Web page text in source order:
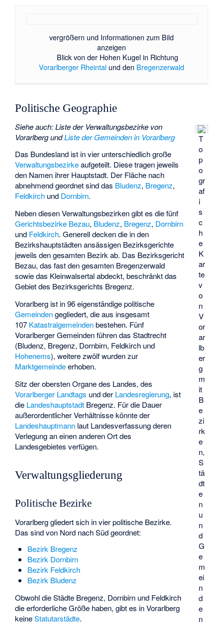
vergrößern und Informationen zum Bild
anzeigen
Blick von der Hohen Kugel in Richtung
Vorarlberger Rheintal und den Bregenzerwald
Politische Geographie
T
o
p
o
gr
af
i
s
c
h
e
K
ar
te
v
o
n
V
or
ar
lb
er
g
m
it
B
e
zi
rk
e
n,
S
tä
dt
e
n
u
n
d
G
e
m
ei
n
d
e
n
Siehe auch:Liste der Verwaltungsbezirke von
VorarlbergundListe der Gemeinden in Vorarlberg
Das Bundesland ist in vier unterschiedlich große
Verwaltungsbezirkeaufgeteilt. Diese tragen jeweils
den Namen ihrer Hauptstadt. Der Fläche nach
abnehmend geordnet sind das Bludenz, Bregenz,
Feldkirch und Dornbirn.
Neben diesen Verwaltungsbezirken gibt es die fünf
Gerichtsbezirke Bezau, Bludenz, Bregenz, Dornbirn
und Feldkirch. Generell decken die in den
Bezirkshauptstädten ansässigen Bezirksgerichte
jeweils den gesamten Bezirk ab. Das Bezirksgericht
Bezau, das fast den gesamten Bregenzerwald
sowie das Kleinwalsertal abdeckt, beschränkt das
Gebiet des Bezirksgerichts Bregenz.
Vorarlberg ist in 96 eigenständige politische
Gemeindengegliedert, die aus insgesamt
107 Katastralgemeindenbestehen. Fünf
Vorarlberger Gemeinden führen das Stadtrecht
(Bludenz, Bregenz, Dornbirn, Feldkirch und
Hohenems), weitere zwölf wurden zur
Marktgemeindeerhoben.
Sitz der obersten Organe des Landes, des
Vorarlberger Landtags und der Landesregierung, ist
die Landeshauptstadt Bregenz. Für die Dauer
außerordentlicher Verhältnisse könnte der
Landeshauptmann laut Landesverfassung deren
Verlegung an einen anderen Ort des
Landesgebietes verfügen.
Verwaltungsgliederung
Politische Bezirke
Vorarlberg gliedert sich in vier politische Bezirke.
Das sind von Nord nach Süd geordnet:
Bezirk Bregenz
Bezirk Dornbirn
Bezirk Feldkirch
Bezirk Bludenz
Obwohl die Städte Bregenz, Dornbirn und Feldkirch
die erforderliche Größe haben, gibt es in Vorarlberg
keineStatutarstädte.